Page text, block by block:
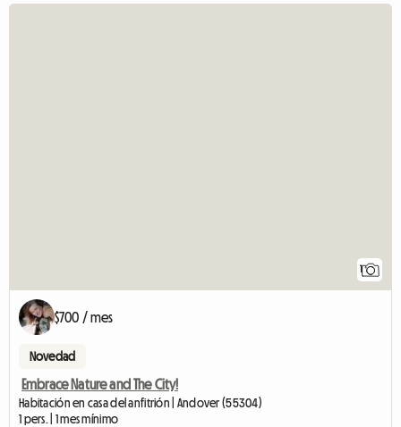
1
$700 / mes
Novedad
Embrace Nature and The City!
Habitación en casa del anfitrión | Andover (55304)
1 pers. | 1 mes mínimo